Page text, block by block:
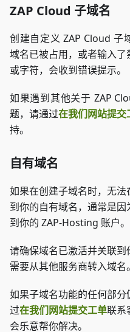
ZAP Cloud 子域名
创建自定义 ZAP Cloud 子
域名已被占用，或者输入了
或字符，会收到错误提示。
如果遇到其他关于 ZAP
题，请通过在我们网站提交
持。
自有域名
如果在创建子域名时，无法
到你的自有域名，通常是
到你的 ZAP-Hosting 账户。
请确保域名已激活并关联
需要从其他服务商转入域名。
如果子域名功能的任何部
过在我们网站提交工单联系
会乐意帮你解决。